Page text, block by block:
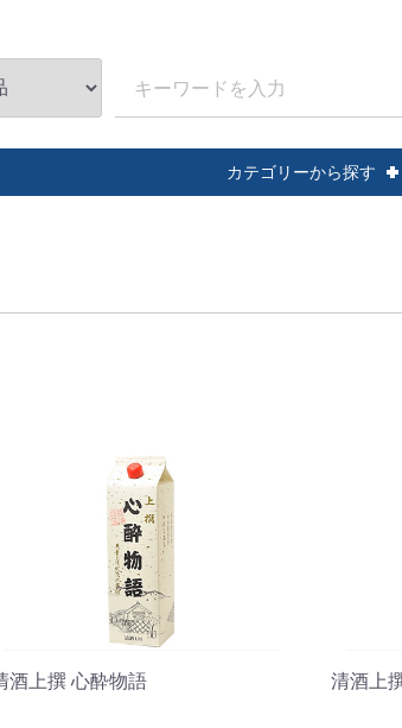
カテゴリーから探す
酒上撰 心酔物語 清酒上